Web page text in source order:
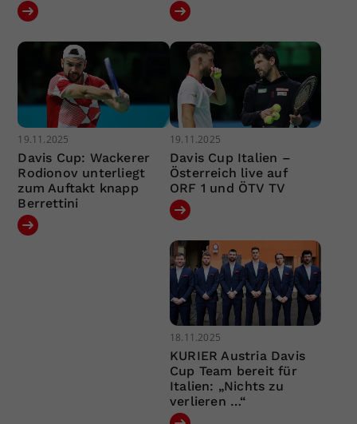
19.11.2025
Davis Cup: Wackerer
Rodionov unterliegt
zum Auftakt knapp
Berrettini
19.11.2025
Davis Cup Italien –
Österreich live auf
ORF 1 und ÖTV TV
18.11.2025
KURIER Austria Davis
Cup Team bereit für
Italien: „Nichts zu
verlieren …“